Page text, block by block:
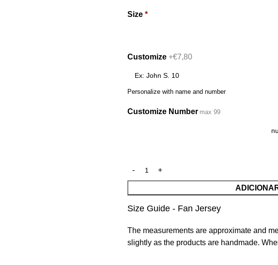
Size *
Customize +€7,80
Personalize with name and number
Customize Number max 99
Size Guide - Fan Jersey
The measurements are approximate and
slightly as the products are handmade.